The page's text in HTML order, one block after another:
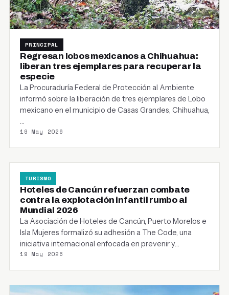
PRINCIPAL
Regresan lobos mexicanos a Chihuahua:
liberan tres ejemplares para recuperar la
especie
La Procuraduría Federal de Protección al Ambiente
informó sobre la liberación de tres ejemplares de Lobo
mexicano en el municipio de Casas Grandes, Chihuahua,
…
19 May 2026
TURISMO
Hoteles de Cancún refuerzan combate
contra la explotación infantil rumbo al
Mundial 2026
La Asociación de Hoteles de Cancún, Puerto Morelos e
Isla Mujeres formalizó su adhesión a The Code, una
iniciativa internacional enfocada en prevenir y…
19 May 2026